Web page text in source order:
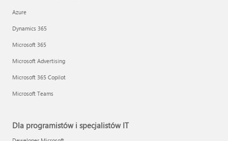
Azure
Dynamics 365
Microsoft 365
Microsoft Advertising
Microsoft 365 Copilot
Microsoft Teams
Dla programistów i specjalistów IT